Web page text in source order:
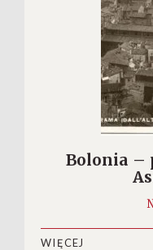
Bolonia –
WIĘCEJ